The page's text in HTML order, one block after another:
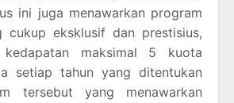
ini juga menawarkan program
cukup eksklusif dan prestisius,
maksimal 5 kuota
setiap tahun yang ditentukan
tersebut yang menawarkan